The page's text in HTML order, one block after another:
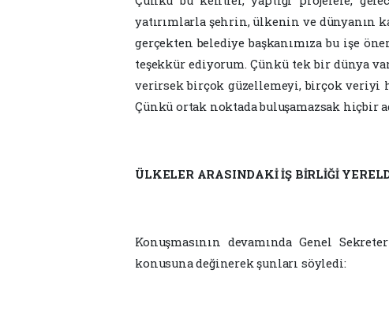
yatırımlarla şehrin, ülkenin ve dünyanın
gerçekten belediye başkanımıza bu işe
teşekkür ediyorum. Çünkü tek bir dünya
verirsek birçok güzellemeyi, birçok veriyi
Çünkü ortak noktada buluşamazsak hiçbir
ÜLKELER ARASINDAKİ İŞ BİRLİĞİ
Konuşmasının devamında Genel
konusuna değinerek şunları söyledi: